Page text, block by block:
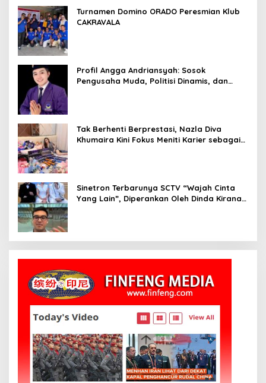
Turnamen Domino ORADO Peresmian Klub
CAKRAVALA
Profil Angga Andriansyah: Sosok
Pengusaha Muda, Politisi Dinamis, dan
Tak Berhenti Berprestasi, Nazla Diva
Khumaira Kini Fokus Meniti Karier sebagai
Sinetron Terbarunya SCTV “Wajah Cinta
Yang Lain”, Diperankan Oleh Dinda Kirana,